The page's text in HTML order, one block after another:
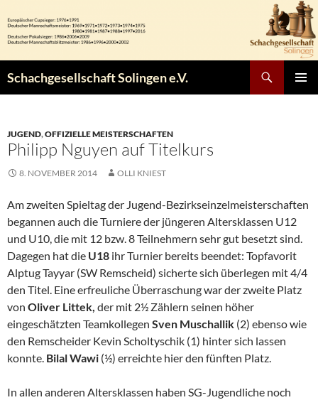
Inhalt
springen
Schachgesellschaft Solingen e.V.
JUGEND,OFFIZIELLE MEISTERSCHAFTEN
Philipp Nguyen auf Titelkurs
8. NOVEMBER 2014 OLLI KNIEST
Am zweiten Spieltag der Jugend-Bezirkseinzelmeisterschaften
begannen auch die Turniere der jüngeren Altersklassen U12
und U10, die mit 12 bzw. 8 Teilnehmern sehr gut besetzt sind.
Dagegen hat die U18 ihr Turnier bereits beendet: Topfavorit
Alptug Tayyar (SW Remscheid) sicherte sich überlegen mit 4/4
den Titel. Eine erfreuliche Überraschung war der zweite Platz
von Oliver Littek, der mit 2½ Zählern seinen höher
eingeschätzten Teamkollegen Sven Muschallik (2) ebenso wie
den Remscheider Kevin Scholtyschik (1) hinter sich lassen
konnte. Bilal Wawi (½) erreichte hier den fünften Platz.
In allen anderen Altersklassen haben SG-Jugendliche noch